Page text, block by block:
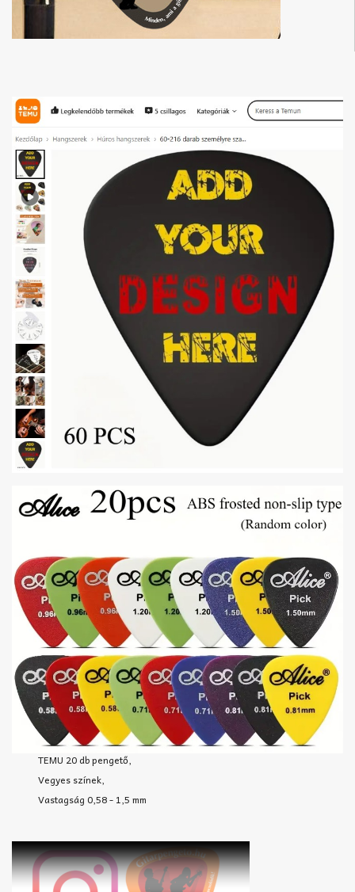
TEMU 20 db pengető,
Vegyes színek,
Vastagság 0,58 - 1,5 mm